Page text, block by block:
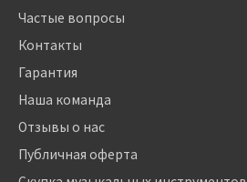
Частые вопросы
Контакты
Гарантия
Наша команда
Отзывы о нас
Публичная оферта